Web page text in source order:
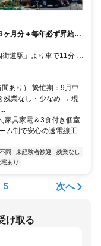
月分＋毎年必ず昇給す
あり） 繁忙期：9月中
残業なし・少なめ → 現
家具家電＆3食付き個室
ム制で安心の送電線工
問 未経験者歓迎
残業なし
あり
5 次へ
け取る